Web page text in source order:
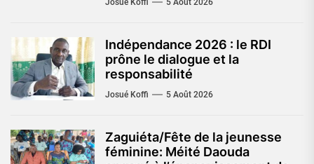
Josué Koffi 5 Août 2026
Indépendance 2026 : le RDI
prône le dialogue et la
responsabilité
Josué Koffi 5 Août 2026
Zaguiéta/Fête de la jeunesse
féminine: Méité Daouda